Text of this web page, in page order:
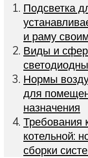
Подсветка
и раму
Виды и
Нормы
для
назначения
Требования
котельной:
сборки